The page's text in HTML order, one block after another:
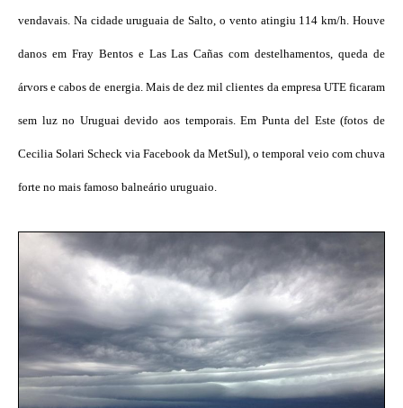
vendavais. Na cidade uruguaia de Salto, o vento atingiu 114 km/h. Houve
danos em Fray Bentos e Las Las Cañas com destelhamentos, queda de
árvors e cabos de energia. Mais de dez mil clientes da empresa UTE ficaram
sem luz no Uruguai devido aos temporais. Em Punta del Este (fotos de
Cecilia Solari Scheck via Facebook da MetSul), o temporal veio com chuva
forte no mais famoso balneário uruguaio.